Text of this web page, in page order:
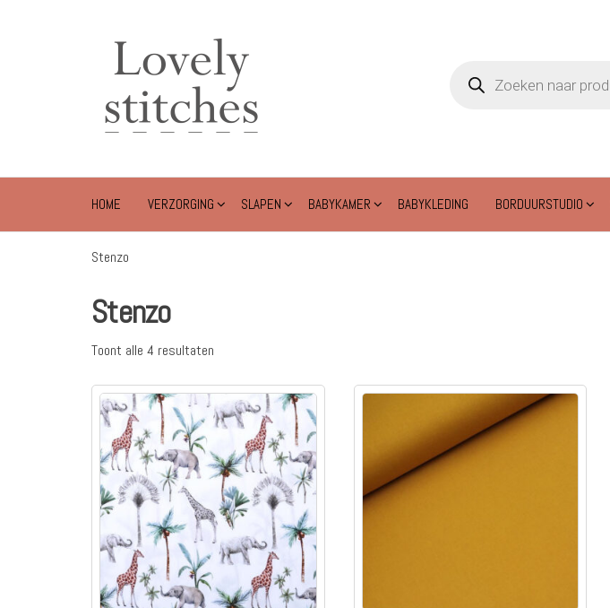
zoeken
HOME VERZORGING SLAPEN BABYKAMER BABYKLEDING BORDUURSTUDIO
Stenzo
Stenzo
Toont alle 4 resultaten